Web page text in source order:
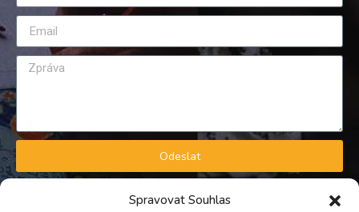
Spravovat Souhlas
Odeslat
GDPR A OBCHODNÍ PODMÍNKY